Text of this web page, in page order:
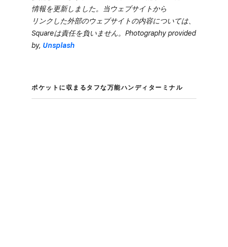
情報を​更新しました。​当ウェブサイトから​
リンクした​外部の​ウェブサイトの​内容に​ついては、​
Squareは​責任を​負いません。​Photography provided
by, Unsplash
ポケットに​収まる​タフな​万能ハンディターミナル